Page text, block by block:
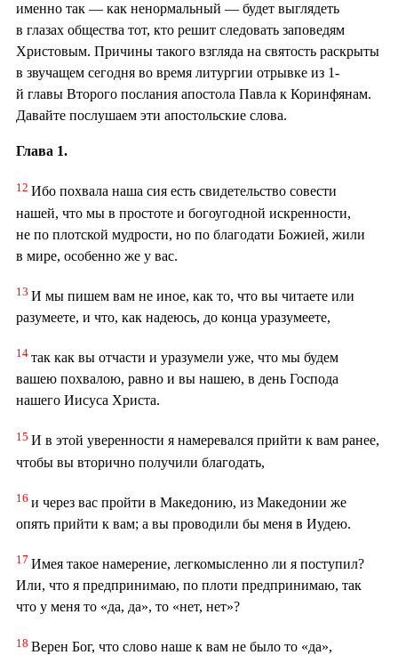
именно так — как ненормальный — будет выглядеть
в глазах общества тот, кто решит следовать заповедям
Христовым. Причины такого взгляда на святость раскрыты
в звучащем сегодня во время литургии отрывке из 1-
й главы Второго послания апостола Павла к Коринфянам.
Давайте послушаем эти апостольские слова.
Глава 1.
12 Ибо похвала наша сия есть свидетельство совести
нашей, что мы в простоте и богоугодной искренности,
не по плотской мудрости, но по благодати Божией, жили
в мире, особенно же у вас.
13 И мы пишем вам не иное, как то, что вы читаете или
разумеете, и что, как надеюсь, до конца уразумеете,
14 так как вы отчасти и уразумели уже, что мы будем
вашею похвалою, равно и вы нашею, в день Господа
нашего Иисуса Христа.
15 И в этой уверенности я намеревался прийти к вам ранее,
чтобы вы вторично получили благодать,
16 и через вас пройти в Македонию, из Македонии же
опять прийти к вам; а вы проводили бы меня в Иудею.
17 Имея такое намерение, легкомысленно ли я поступил?
Или, что я предпринимаю, по плоти предпринимаю, так
что у меня то «да, да», то «нет, нет»?
18 Верен Бог, что слово наше к вам не было то «да»,